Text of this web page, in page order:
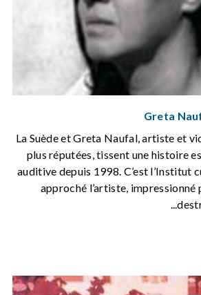
Greta
La Suède et Greta Naufal, artiste et
plus réputées, tissent une histoire
auditive depuis 1998. C’est l’Institut
approché l’artiste, impressionné